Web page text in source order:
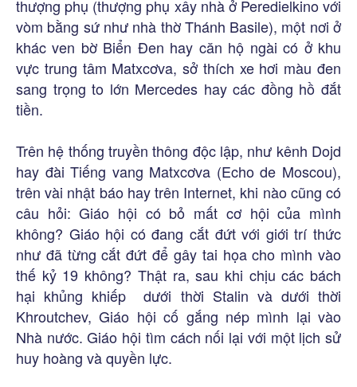
thượng phụ (thượng phụ xây nhà ở Peredielkino với
vòm bằng sứ như nhà thờ Thánh Basile), một nơi ở
khác ven bờ Biển Đen hay căn hộ ngài có ở khu
vực trung tâm Matxcơva, sở thích xe hơi màu đen
sang trọng to lớn Mercedes hay các đồng hồ đắt
tiền.
Trên hệ thống truyền thông độc lập, như kênh Dojd
hay đài Tiếng vang Matxcơva (Echo de Moscou),
trên vài nhật báo hay trên Internet, khi nào cũng có
câu hỏi: Giáo hội có bỏ mất cơ hội của mình
không? Giáo hội có đang cắt đứt với giới trí thức
như đã từng cắt đứt để gây tai họa cho mình vào
thế kỷ 19 không? Thật ra, sau khi chịu các bách
hại khủng khiếp dưới thời Stalin và dưới thời
Khroutchev, Giáo hội cố gắng nép mình lại vào
Nhà nước. Giáo hội tìm cách nối lại với một lịch sử
huy hoàng và quyền lực.